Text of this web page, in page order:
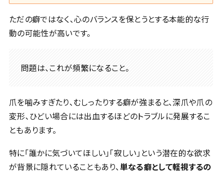
ただの癖ではなく、心のバランスを保とうとする本能的な行
動の可能性が高いです。
問題は、これが頻繁になること。
爪を噛みすぎたり、むしったりする癖が強まると、深爪や爪の
変形、ひどい場合には出血するほどのトラブルに発展するこ
ともあります。
特に「誰かに気づいてほしい」「寂しい」という潜在的な欲求
が背景に隠れていることもあり、単なる癖として軽視するの